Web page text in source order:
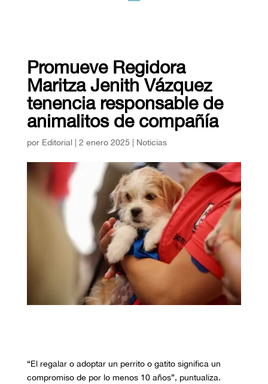
Promueve Regidora
Maritza Jenith Vázquez
tenencia responsable de
animalitos de compañía
por Editorial| 2 enero 2025 Noticias
“El regalar o adoptar un perrito o gatito significa un
compromiso de por lo menos 10 años”, puntualiza.